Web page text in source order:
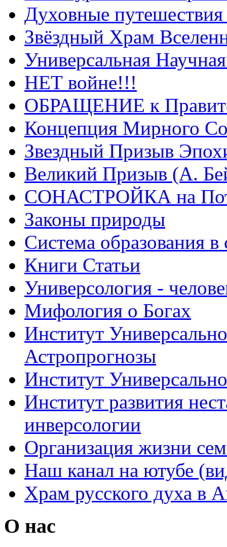
Духовные путешествия
Звёздный Храм
Универсальная
НЕТ войне!!!
ОБРАЩЕНИЕ к
Концепция Мирного
Звездный Призыв
Великий Призыв (А.
СОНАСТРОЙКА на
Законы природы
Система образования
Книги Статьи
Универсология -
Мифология о Богах
Институт
Астропрогнозы
Институт
Институт развития
инверсологии
Организация жизни
Наш канал на ютубе
Храм русского духа в
О нас